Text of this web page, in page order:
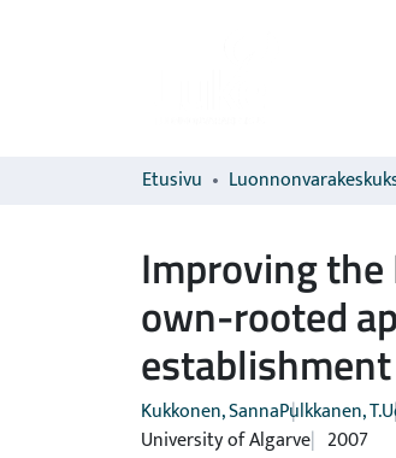
Etusivu
Improving the
own-rooted
Kukkonen, SannaPulkkanen, T.
University of Algarve 2007